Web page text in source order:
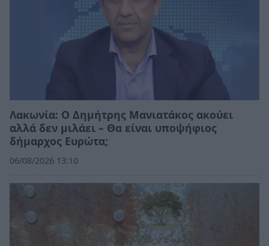
Λακωνία: Ο Δημήτρης Μανιατάκος ακούει
αλλά δεν μιλάει – Θα είναι υποψήφιος
δήμαρχος Ευρώτα;
06/08/2026 13:10